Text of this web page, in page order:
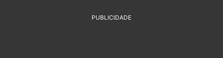
PUBLICIDADE